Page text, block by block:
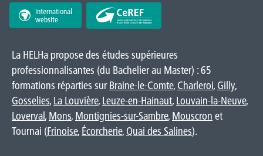
International
website
La HELHa propose des études supérieures
professionnalisantes (du Bachelier au Master) : 65
formations réparties surBraine-le-Comte, Charleroi, Gilly,
Gosselies, La Louvière, Leuze-en-Hainaut, Louvain-la-Neuve,
Loverval, Mons, Montignies-sur-Sambre, Mouscron et
Tournai (Frinoise, Écorcherie, Quai des Salines).